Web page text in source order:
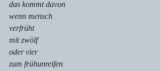
das kommt davon
wenn mensch
verfrüht
mit zwölf
oder vier
zum frühunreifen